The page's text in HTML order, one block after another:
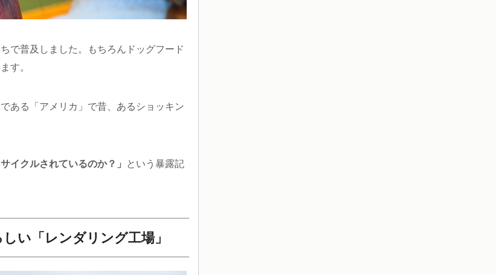
で普及しました。もちろんドッグフード
す。
ある「アメリカ」で昔、あるショッキン
イクルされているのか？」
という暴露記
い「レンダリング工場」